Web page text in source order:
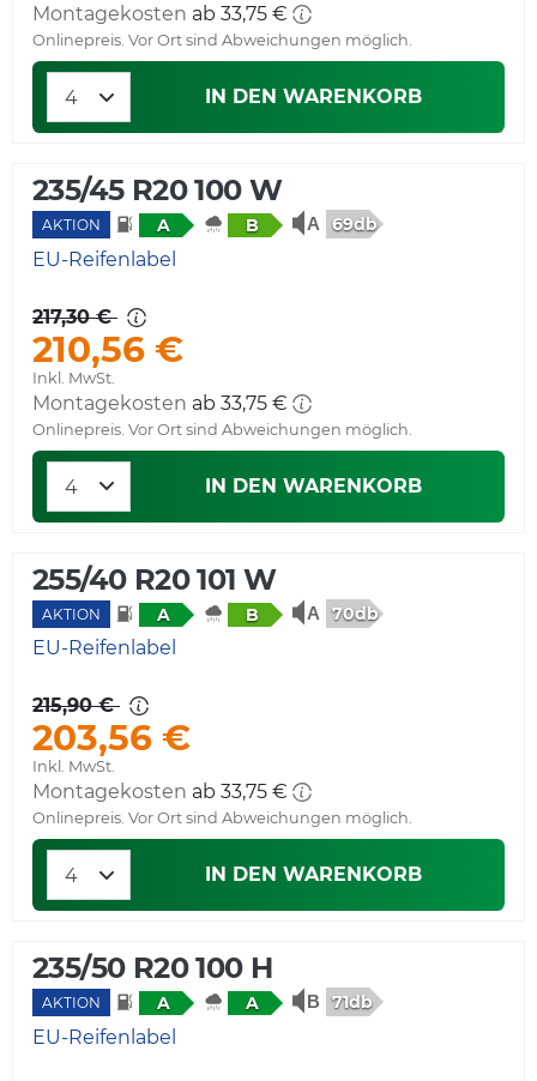
Montagekosten ab 33,75 €
Onlinepreis. Vor Ort sind Abweichungen möglich.
IN DEN WARENKORB
235/45 R20 100 W
AKTION A B 69db
EU-Reifenlabel
217,30 €
210,56 €
Inkl. MwSt.
Montagekosten ab 33,75 €
Onlinepreis. Vor Ort sind Abweichungen möglich.
IN DEN WARENKORB
255/40 R20 101 W
AKTION A B 70db
EU-Reifenlabel
215,90 €
203,56 €
Inkl. MwSt.
Montagekosten ab 33,75 €
Onlinepreis. Vor Ort sind Abweichungen möglich.
IN DEN WARENKORB
235/50 R20 100 H
AKTION A A 71db
EU-Reifenlabel